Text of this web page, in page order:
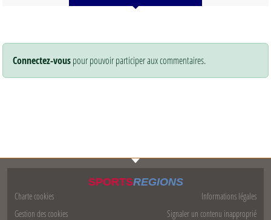
Connectez-vouspour pouvoir participer aux commentaires.
SPORTSREGIONS
Charte cookies
Gestion des cookies
Informations légales
Signaler un contenu inapproprié